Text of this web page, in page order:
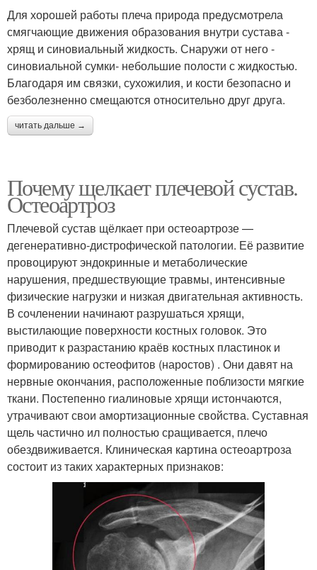
Для хорошей работы плеча природа предусмотрела
смягчающие движения образования внутри сустава -
хрящ и синовиальный жидкость. Снаружи от него -
синовиальной сумки- небольшие полости с жидкостью.
Благодаря им связки, сухожилия, и кости безопасно и
безболезненно смещаются относительно друг друга.
читать дальше →
Почему щелкает плечевой сустав.
Остеоартроз
Плечевой сустав щёлкает при остеоартрозе —
дегенеративно-дистрофической патологии. Её развитие
провоцируют эндокринные и метаболические
нарушения, предшествующие травмы, интенсивные
физические нагрузки и низкая двигательная активность.
В сочленении начинают разрушаться хрящи,
выстилающие поверхности костных головок. Это
приводит к разрастанию краёв костных пластинок и
формированию остеофитов (наростов) . Они давят на
нервные окончания, расположенные поблизости мягкие
ткани. Постепенно гиалиновые хрящи истончаются,
утрачивают свои амортизационные свойства. Суставная
щель частично ил полностью сращивается, плечо
обездвиживается. Клиническая картина остеоартроза
состоит из таких характерных признаков: